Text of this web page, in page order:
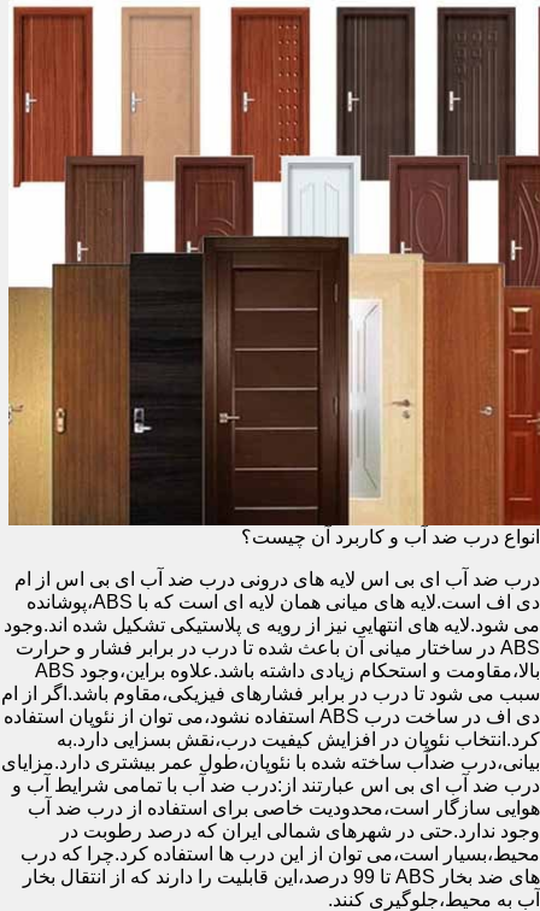
انواع درب ضد آب و کاربرد آن چیست؟
درب ضد آب ای بی اس لایه های درونی درب ضد آب ای بی اس از ام
دی اف است.لایه های میانی همان لایه ای است که با ABS،پوشانده
می شود.لایه های انتهایی نیز از رویه ی پلاستیکی تشکیل شده اند.وجود
ABS در ساختار میانی آن باعث شده تا درب در برابر فشار و حرارت
بالا،مقاومت و استحکام زیادی داشته باشد.علاوه براین،وجود ABS
سبب می شود تا درب در برابر فشارهای فیزیکی،مقاوم باشد.اگر از ام
دی اف در ساخت درب ABS استفاده نشود،می توان از نئوپان استفاده
کرد.انتخاب نئوپان در افزایش کیفیت درب،نقش بسزایی دارد.به
بیانی،درب ضدآب ساخته شده با نئوپان،طول عمر بیشتری دارد.مزایای
درب ضد آب ای بی اس عبارتند از:درب ضد آب با تمامی شرایط آب و
هوایی سازگار است،محدودیت خاصی برای استفاده از درب ضد آب
وجود ندارد.حتی در شهرهای شمالی ایران که درصد رطوبت در
محیط،بسیار است،می توان از این درب ها استفاده کرد.چرا که درب
های ضد بخار ABS تا 99 درصد،این قابلیت را دارند که از انتقال بخار
آب به محیط،جلوگیری کنند.